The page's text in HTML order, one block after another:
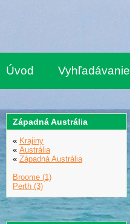
Úvod Vyhľadávanie
Západná Austrália
« Krajiny
« Austrália
« Západná Austrália
Broome (1)
Perth (3)